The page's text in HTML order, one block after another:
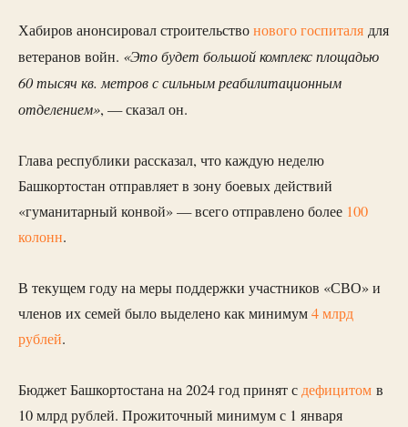
Хабиров анонсировал строительствонового госпиталя для
ветеранов войн. «Это будет большой комплекс площадью
60 тысяч кв. метров с сильным реабилитационным
отделением», — сказал он.
Глава республики рассказал, что каждую неделю
Башкортостан отправляет в зону боевых действий
«гуманитарный конвой» — всего отправлено более 100
колонн.
В текущем году на меры поддержки участников «СВО» и
членов их семей было выделено как минимум4 млрд
рублей.
Бюджет Башкортостана на 2024 год принят сдефицитом в
10 млрд рублей. Прожиточный минимум с 1 января